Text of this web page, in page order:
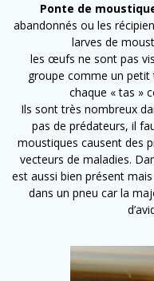
Ponte de
abandonnés ou les
larves de
les œufs ne sont pas
groupe comme un petit
chaque « tas »
Ils sont très nombreux
pas de prédateurs, il
moustiques causent des
vecteurs de maladies.
est aussi bien présent
dans un pneu car la